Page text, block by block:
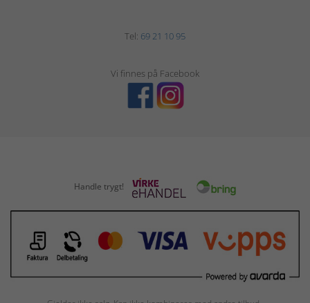
Tel: 69 21 10 95
Vi finnes på Facebook
Handle trygt!